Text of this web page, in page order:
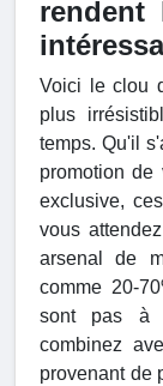
rendent
Voici le clou
plus
temps. Qu'il
promotion de
exclusive,
vous
arsenal de
comme 20-
sont pas à
combinez
provenant de